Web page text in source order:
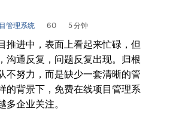
管理系统 60 5 分钟
推进中，表面上看起来忙碌，但
沟通反复，问题反复出现。归根
不努力，而是缺少一套清晰的管
的背景下，免费在线项目管理系
多企业关注。